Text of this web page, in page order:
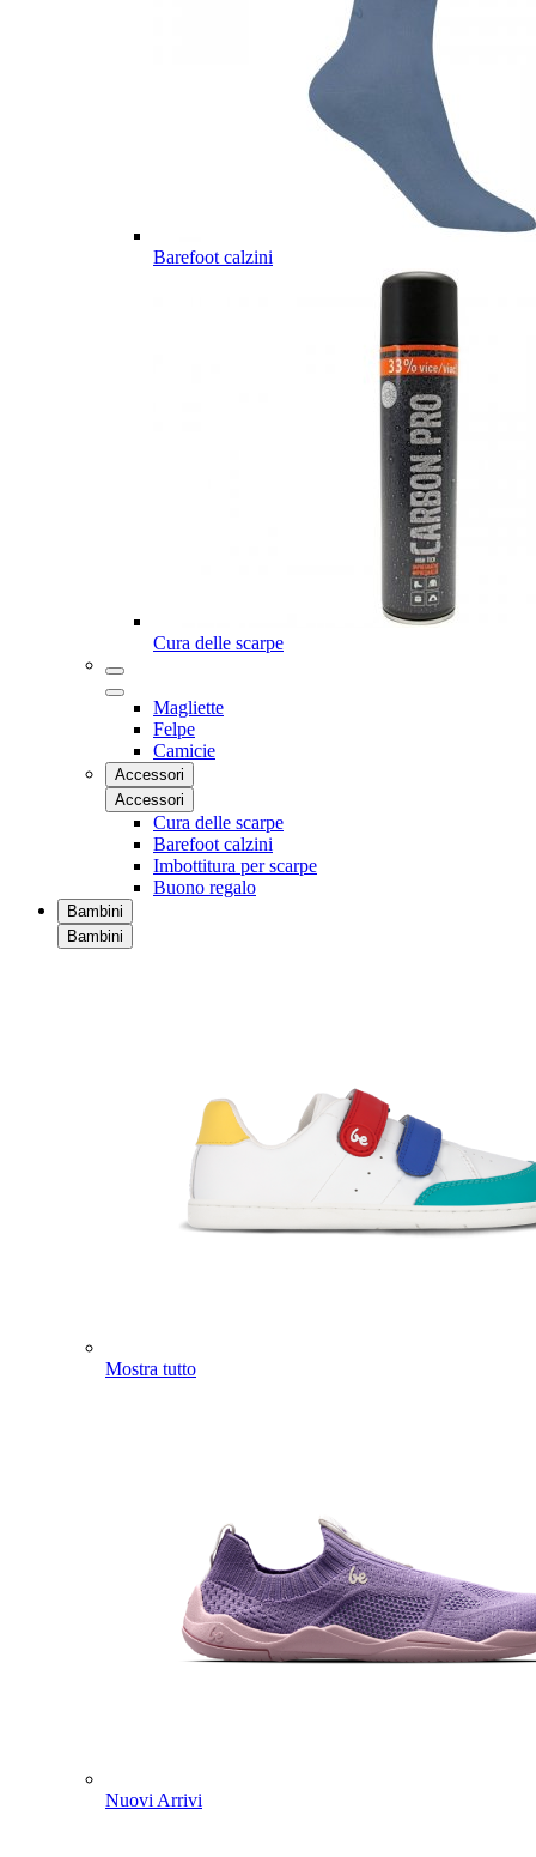
Barefoot calzini
Cura delle scarpe
Magliette
Felpe
Camicie
Accessori
Accessori
Cura delle scarpe
Barefoot calzini
Imbottitura per scarpe
Buono regalo
Bambini
Bambini
Mostra tutto
Nuovi Arrivi